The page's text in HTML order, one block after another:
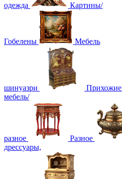
одежда Картины/
Гобелены Мебель
шинуазри Прихожие
мебель/
разное Разное
дрессуары,